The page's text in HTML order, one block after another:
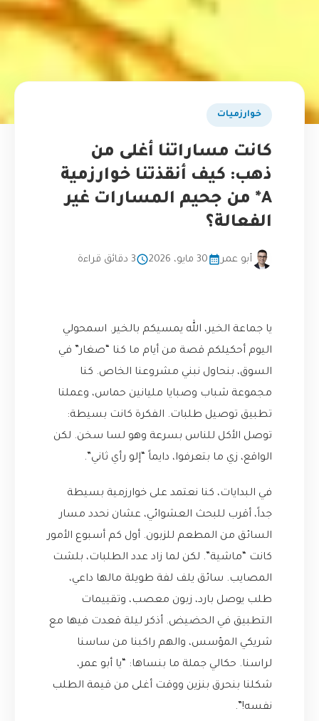
خوارزميات
كانت مساراتنا أغلى من
ذهب: كيف أنقذتنا خوارزمية
A* من جحيم المسارات غير
الفعالة؟
أبو عمر 30 مايو، 2026 3 دقائق قراءة
يا جماعة الخير، الله يمسيكم بالخير. اسمحولي
اليوم أحكيلكم قصة من أيام ما كنا “صغار” في
السوق، بنحاول نبني مشروعنا الخاص. كنا
مجموعة شباب وصبايا مليانين حماس، وعملنا
تطبيق توصيل طلبات. الفكرة كانت بسيطة:
توصل الأكل للناس بسرعة وهو لسا سخن. لكن
الواقع، زي ما بتعرفوا، دايماً “إلو رأي ثاني”.
في البدايات، كنا نعتمد على خوارزمية بسيطة
جداً، أقرب للبحث العشوائي، عشان نحدد مسار
السائق من المطعم للزبون. أول كم أسبوع الأمور
كانت “ماشية”. لكن لما زاد عدد الطلبات، بلشت
المصايب. سائق يلف لفة طويلة مالها داعي،
طلب يوصل بارد، زبون معصب، وتقييمات
التطبيق في الحضيض. أذكر ليلة قعدت فيها مع
شريكي المؤسس، والهم راكبنا من ساسنا
لراسنا. حكالي جملة ما بنساها: “يا أبو عمر،
شكلنا بنحرق بنزين ووقت أغلى من قيمة الطلب
نفسه!”.